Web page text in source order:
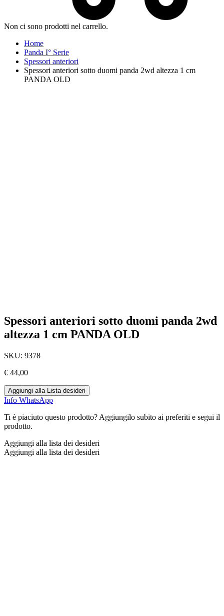
Non ci sono prodotti nel carrello.
Home
Panda I° Serie
Spessori anteriori
Spessori anteriori sotto duomi panda 2wd altezza 1 cm
PANDA OLD
Spessori anteriori sotto duomi panda 2wd
altezza 1 cm PANDA OLD
SKU: 9378
€ 44,00
Aggiungi alla Lista desideri
Info WhatsApp
Ti è piaciuto questo prodotto? Aggiungilo subito ai preferiti e segui il
prodotto.
Aggiungi alla lista dei desideri
Aggiungi alla lista dei desideri